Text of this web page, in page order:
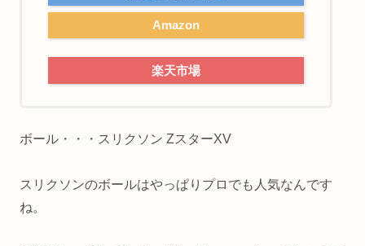
Amazon
楽天市場
ボール・・・スリクソン ZスターXV
スリクソンのボールはやっぱりプロでも人気なんです
ね。